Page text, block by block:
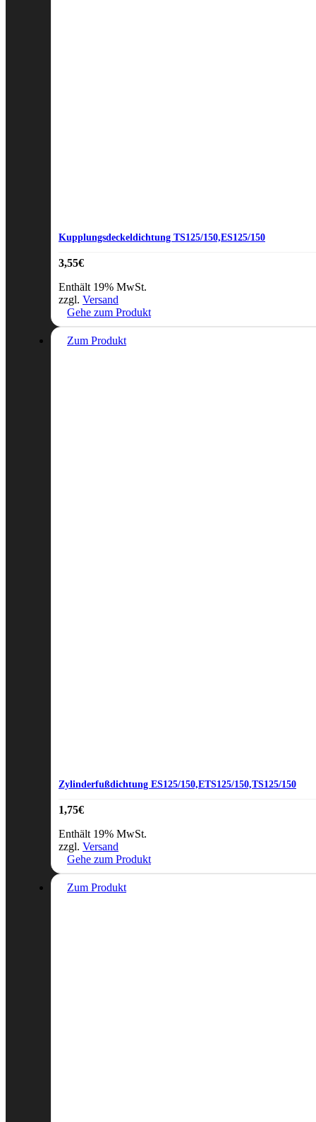
Kupplungsdeckeldichtung TS125/150,ES125/150
3,55€
Enthält 19% MwSt.
zzgl. Versand
Gehe zum Produkt
Zum Produkt
Zylinderfußdichtung ES125/150,ETS125/150,TS125/150
1,75€
Enthält 19% MwSt.
zzgl. Versand
Gehe zum Produkt
Zum Produkt